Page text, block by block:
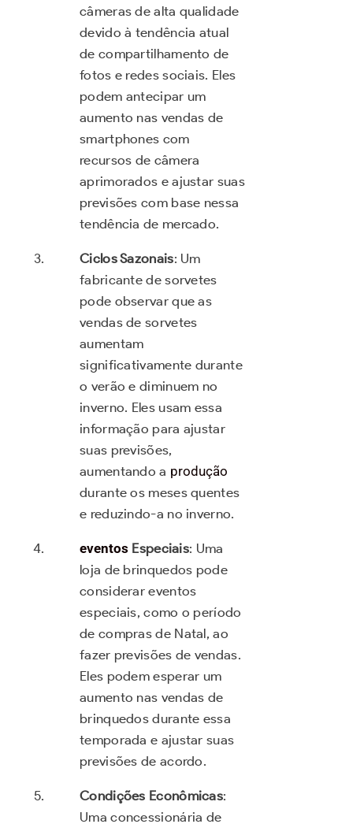
câmeras de alta qualidade
devido à tendência atual
de compartilhamento de
fotos e redes sociais. Eles
podem antecipar um
aumento nas vendas de
smartphones com
recursos de câmera
aprimorados e ajustar suas
previsões com base nessa
tendência de mercado.
Ciclos Sazonais: Um
fabricante de sorvetes
pode observar que as
vendas de sorvetes
aumentam
significativamente durante
o verão e diminuem no
inverno. Eles usam essa
informação para ajustar
suas previsões,
aumentando a produção
durante os meses quentes
e reduzindo-a no inverno.
eventos Especiais: Uma
loja de brinquedos pode
considerar eventos
especiais, como o período
de compras de Natal, ao
fazer previsões de vendas.
Eles podem esperar um
aumento nas vendas de
brinquedos durante essa
temporada e ajustar suas
previsões de acordo.
Condições Econômicas:
Uma concessionária de